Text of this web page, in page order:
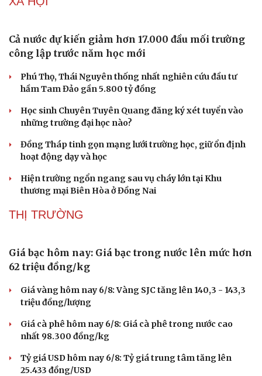
Dinh dưỡng - món ngon
Nhà đẹp
Cả nước dự kiến giảm hơn 17.000 đầu mối trường
công lập trước năm học mới
Phú Thọ, Thái Nguyên thống nhất nghiên cứu đầu tư
hầm Tam Đảo gần 5.800 tỷ đồng
Học sinh Chuyên Tuyên Quang đăng ký xét tuyển vào
những trường đại học nào?
Đồng Tháp tinh gọn mạng lưới trường học, giữ ổn định
hoạt động dạy và học
Hiện trường ngổn ngang sau vụ cháy lớn tại Khu
thương mại Biên Hòa ở Đồng Nai
THỊ TRƯỜNG
Giá bạc hôm nay: Giá bạc trong nước lên mức hơn
62 triệu đồng/kg
Giá vàng hôm nay 6/8: Vàng SJC tăng lên 140,3 - 143,3
triệu đồng/lượng
Giá cà phê hôm nay 6/8: Giá cà phê trong nước cao
nhất 98.300 đồng/kg
Tỷ giá USD hôm nay 6/8: Tỷ giá trung tâm tăng lên
25.433 đồng/USD